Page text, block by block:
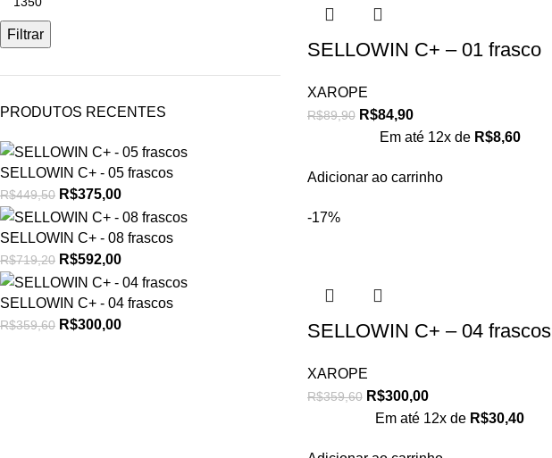
Filtrar
PRODUTOS RECENTES
SELLOWIN C+ - 05 frascos
R$449,50 R$375,00
SELLOWIN C+ - 08 frascos
R$719,20 R$592,00
SELLOWIN C+ - 04 frascos
R$359,60 R$300,00
SELLOWIN C+ – 01 frasco
XAROPE
R$89,90 R$84,90
Em até 12x de R$8,60
Adicionar ao carrinho
-17%
SELLOWIN C+ – 04 frascos
XAROPE
R$359,60 R$300,00
Em até 12x de R$30,40